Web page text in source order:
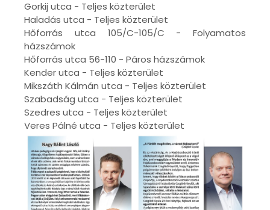
Gorkij utca - Teljes közterület
Haladás utca - Teljes közterület
Hőforrás utca 105/C-105/C - Folyamatos
házszámok
Hőforrás utca 56-110 - Páros házszámok
Kender utca - Teljes közterület
Mikszáth Kálmán utca - Teljes közterület
Szabadság utca - Teljes közterület
Szedres utca - Teljes közterület
Veres Pálné utca - Teljes közterület